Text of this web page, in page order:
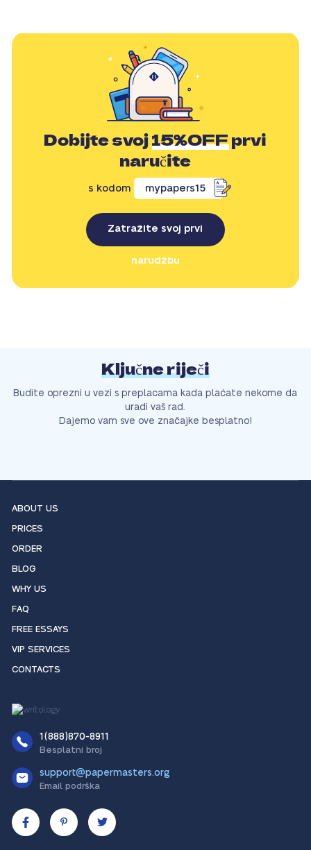
Dobijte svoj15%OFFprvi
naručite
s kodom mypapers15
Zatražite svoj prvi
narudžbu
Ključne riječi
Budite oprezni u vezi s preplacama kada plaćate nekome da
uradi vaš rad.
Dajemo vam sve ove značajke besplatno!
ABOUT US
PRICES
ORDER
BLOG
WHY US
FAQ
FREE ESSAYS
VIP SERVICES
CONTACTS
1(888)870-8911
Besplatni broj
support@papermasters.org
Email podrška